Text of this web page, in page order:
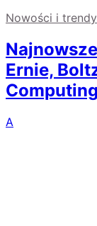
Nowości i trendy
Ernie,
A